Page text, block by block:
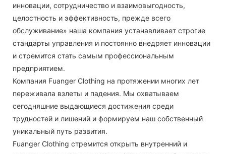
инновации, сотрудничество и взаимовыгодность,
целостность и эффективность, прежде всего
обслуживание» наша компания устанавливает строгие
стандарты управления и постоянно внедряет инновации
и стремится стать самым профессиональным
предприятием.
Компания Fuanger Clothing на протяжении многих лет
переживала взлеты и падения. Мы охватываем
сегодняшние выдающиеся достижения среди
трудностей и лишений и формируем наш собственный
уникальный путь развития.
Fuanger Clothing стремится открыть внутренний и